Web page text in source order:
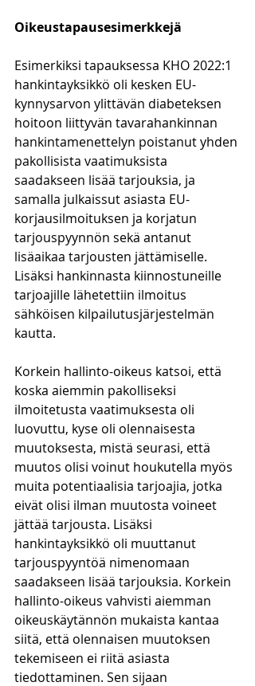
Oikeustapausesimerkkejä
Esimerkiksi tapauksessa KHO 2022:1
hankintayksikkö oli kesken EU-
kynnysarvon ylittävän diabeteksen
hoitoon liittyvän tavarahankinnan
hankintamenettelyn poistanut yhden
pakollisista vaatimuksista
saadakseen lisää tarjouksia, ja
samalla julkaissut asiasta EU-
korjausilmoituksen ja korjatun
tarjouspyynnön sekä antanut
lisäaikaa tarjousten jättämiselle.
Lisäksi hankinnasta kiinnostuneille
tarjoajille lähetettiin ilmoitus
sähköisen kilpailutusjärjestelmän
kautta.
Korkein hallinto-oikeus katsoi, että
koska aiemmin pakolliseksi
ilmoitetusta vaatimuksesta oli
luovuttu, kyse oli olennaisesta
muutoksesta, mistä seurasi, että
muutos olisi voinut houkutella myös
muita potentiaalisia tarjoajia, jotka
eivät olisi ilman muutosta voineet
jättää tarjousta. Lisäksi
hankintayksikkö oli muuttanut
tarjouspyyntöä nimenomaan
saadakseen lisää tarjouksia. Korkein
hallinto-oikeus vahvisti aiemman
oikeuskäytännön mukaista kantaa
siitä, että olennaisen muutoksen
tekemiseen ei riitä asiasta
tiedottaminen. Sen sijaan